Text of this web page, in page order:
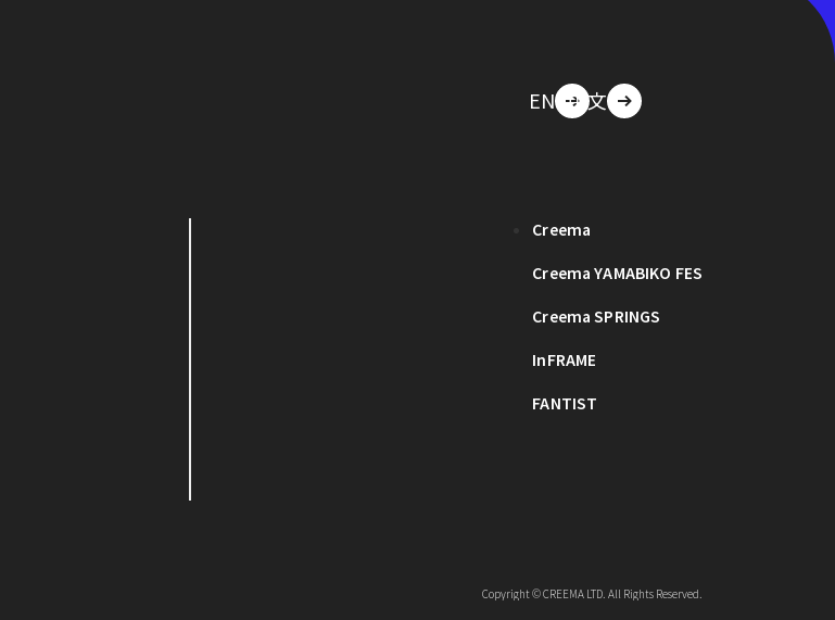
EN 中文
Creema
Creema YAMABIKO FES
Creema SPRINGS
InFRAME
FANTIST
Copyright © CREEMA LTD. All Rights Reserved.